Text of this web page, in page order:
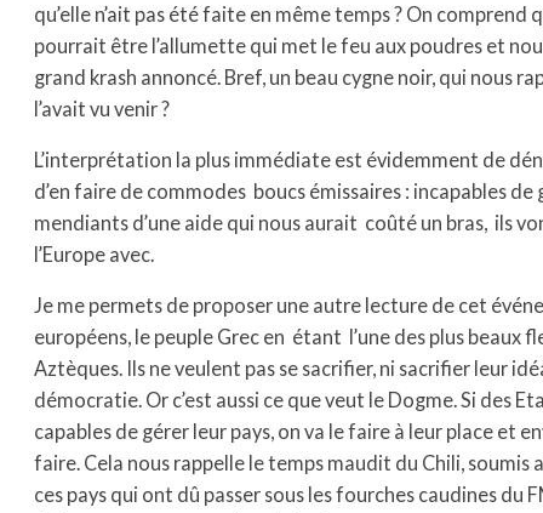
qu’elle n’ait pas été faite en même temps ? On comprend
pourrait être l’allumette qui met le feu aux poudres et
grand krash annoncé. Bref, un beau cygne noir, qui nous
l’avait vu venir ?
L’interprétation la plus immédiate est évidemment de
d’en faire de commodes boucs émissaires : incapables
mendiants d’une aide qui nous aurait coûté un bras, ils
l’Europe avec.
Je me permets de proposer une autre lecture de cet
européens, le peuple Grec en étant l’une des plus beaux
Aztèques. Ils ne veulent pas se sacrifier, ni sacrifier leur
démocratie. Or c’est aussi ce que veut le Dogme. Si des
capables de gérer leur pays, on va le faire à leur place et
faire. Cela nous rappelle le temps maudit du Chili, soumis
ces pays qui ont dû passer sous les fourches caudines du